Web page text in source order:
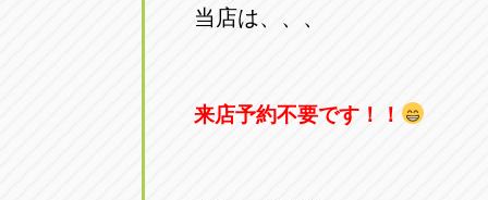
当店は、、、
来店予約不要です！！